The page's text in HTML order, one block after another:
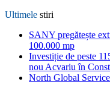
Ultimele stiri
SANY pregătește
100.000 mp
Investiție de peste
nou Acvariu în
North Global